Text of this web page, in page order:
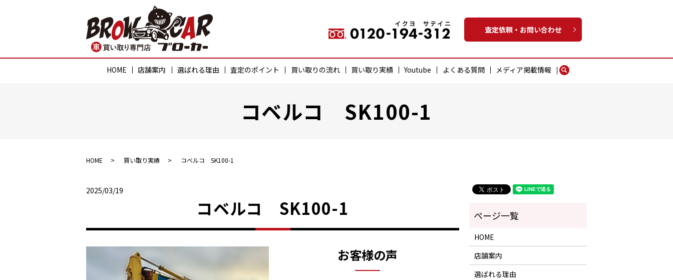
HOME 店舗案内 選ばれる理由 査定のポイント 買い取りの流れ 買い取り実績 Youtube よくある質問 メディア掲載情報 search
査定依頼・お問い合わせ
コベルコ SK100-1
HOME 買い取り実績 コベルコ SK100-1
2025/03/19
コベルコ SK100-1
お客様の声
HOME
店舗案内
選ばれる理由